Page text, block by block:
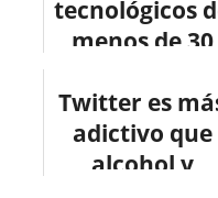
tecnológicos
menos de 30
#infografia
#economia
Twitter es
adictivo que
alcohol y